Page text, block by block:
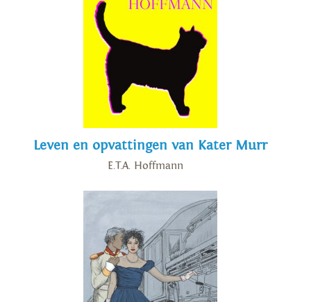
Leven en opvattingen van Kater Murr
E.T.A. Hoffmann